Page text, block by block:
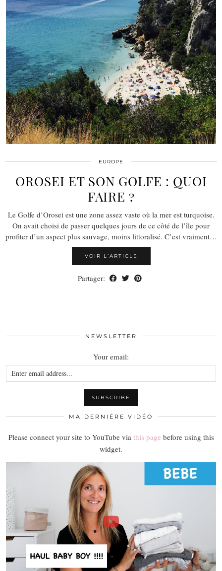
EUROPE
OROSEI ET SON GOLFE : QUOI
FAIRE ?
Le Golfe d’Orosei est une zone assez vaste où la mer est turquoise.
On avait choisi de passer quelques jours de ce côté de l’île pour
profiter d’un aspect plus sauvage, moins littoralisé. C’est vraiment…
VOIR L’ARTICLE
Partager:
NEWSLETTER
Your email:
MA DERNIÈRE VIDÉO
Please connect your site to YouTube via this page before using this
widget.